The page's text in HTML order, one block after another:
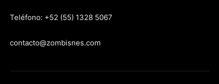
Teléfono: +52 (55) 1328 5067
contacto@zombisnes.com